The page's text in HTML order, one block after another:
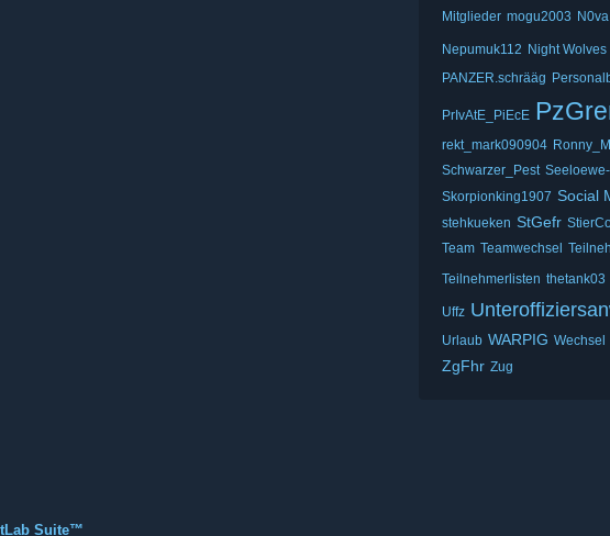
Mitglieder mogu2003 N0va
Nepumuk112 Night Wolves
PANZER.schrääg
PrIvAtE_PiEcE
rekt_mark090904
Schwarzer_Pest
Skorpionking1907 Social
stehkueken StGefr
Team Teamwechsel
Teilnehmerlisten thetank03
Uffz
Urlaub WARPIG Wechsel
ZgFhr Zug
Suite™